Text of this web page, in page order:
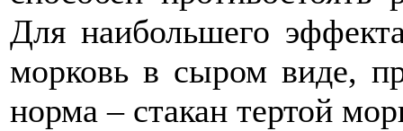
Для наибольшего
морковь в сыром виде,
норма – стакан тертой